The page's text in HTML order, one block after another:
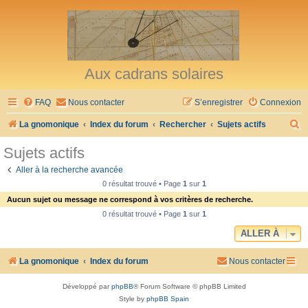
Aux cadrans solaires
FAQ Nous contacter Connexion
S’enregistrer
La gnomonique Index du forum Rechercher Sujets actifs
h
Sujets actifs
Aller à la recherche avancée
0 résultat trouvé • Page 1sur 1
Aucun sujet ou message ne correspond à vos critères de recherche.
0 résultat trouvé • Page 1sur 1
ALLER À
La gnomonique Index du forum Nous contacter
Développé parphpBB® Forum Software © phpBB Limited
Style by phpBB Spain